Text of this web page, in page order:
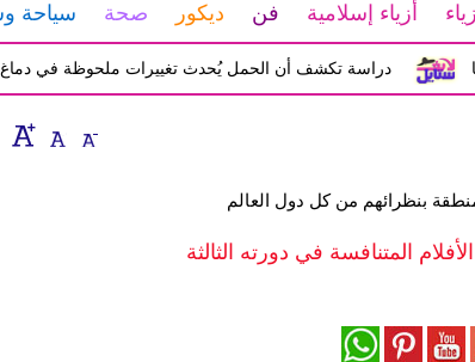
أزياء أزياء إسلامية فن ديكور صحة سياحة
دراسة تكشف أن الحمل يُحدث تغييرات ملحوظة في دماغ المرأة
بنظرائهم من كل دول العالم
المتنافسة في دورته الثالثة